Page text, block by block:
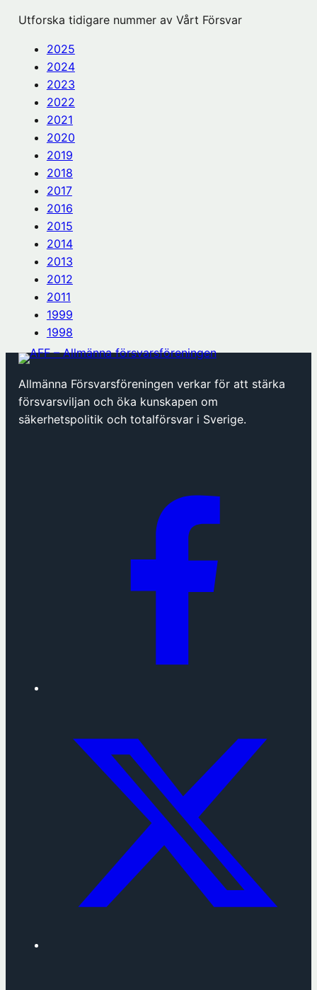
Utforska tidigare nummer av Vårt Försvar
2025
2024
2023
2022
2021
2020
2019
2018
2017
2016
2015
2014
2013
2012
2011
1999
1998
Allmänna Försvarsföreningen verkar för att stärka
försvarsviljan och öka kunskapen om
säkerhetspolitik och totalförsvar i Sverige.